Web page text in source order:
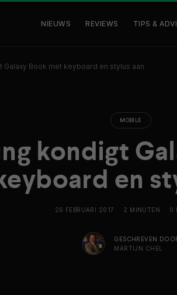
NIEUWS REVIEWS TIPS &
Galaxy Book met keyboard en stylus aan
MOBILE
kondigt
en
26 FEBRUARI 2017 2 MINUTEN 0
GESCHREVEN
MARTIJN CHEL